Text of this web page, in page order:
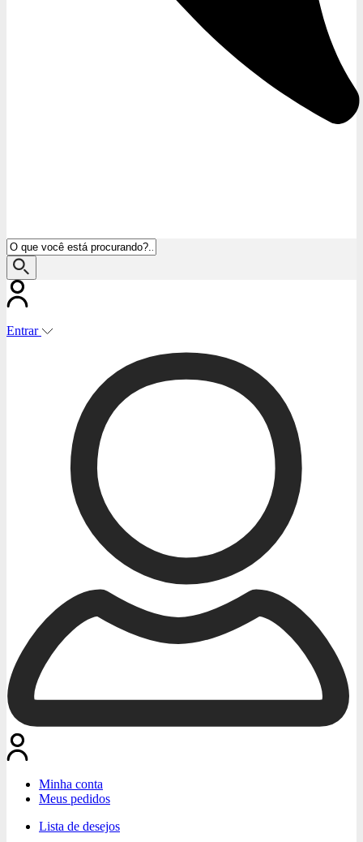
Entrar
Minha conta
Meus pedidos
Lista de desejos